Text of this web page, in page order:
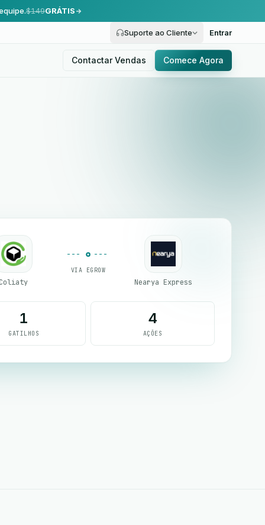
$149GRÁTIS
Suporte ao Cliente Entrar
Contactar Vendas Comece Agora
Coliaty
VIA EGROW
Nearya Express
1
GATILHOS
4
AÇÕES